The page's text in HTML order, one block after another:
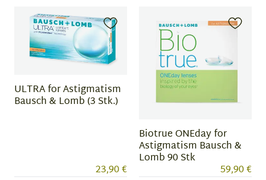
ULTRA for Astigmatism
Bausch & Lomb (3 Stk.)
23,90 €
Biotrue ONEday for
Astigmatism Bausch &
Lomb 90 Stk
59,90 €